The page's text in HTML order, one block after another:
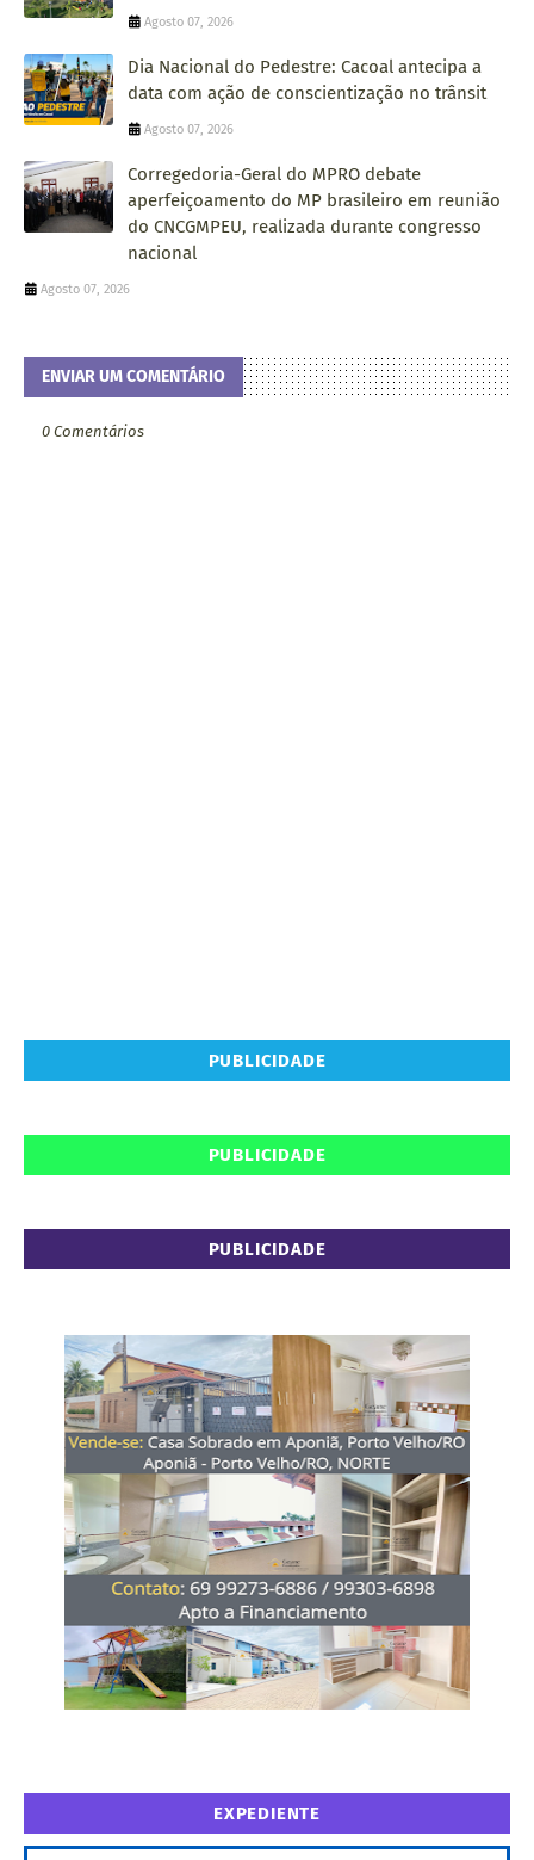
Agosto 07, 2026
Dia Nacional do Pedestre: Cacoal antecipa a
data com ação de conscientização no trânsit
Agosto 07, 2026
Corregedoria-Geral do MPRO debate
aperfeiçoamento do MP brasileiro em reunião
do CNCGMPEU, realizada durante congresso
nacional
Agosto 07, 2026
ENVIAR UM COMENTÁRIO
0 Comentários
PUBLICIDADE
PUBLICIDADE
PUBLICIDADE
EXPEDIENTE